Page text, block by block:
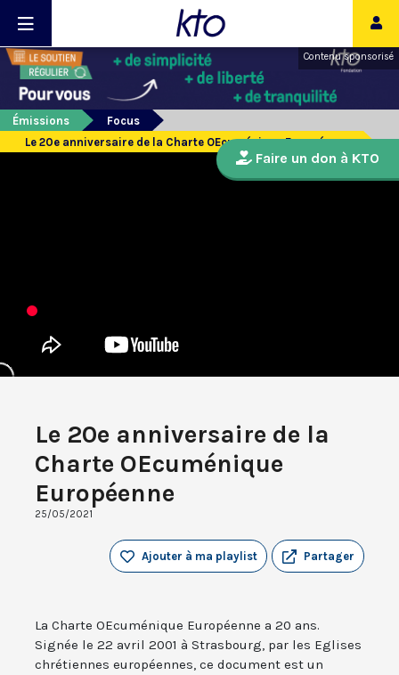
Contenu sponsorisé
Émissions
Focus
Le 20e anniversaire de la Charte OEcuménique Européenne
Le 20e anniversaire de la
Charte OEcuménique
Européenne
25/05/2021
Partager
Ajouter à ma playlist
La Charte OEcuménique Européenne a 20 ans.
Signée le 22 avril 2001 à Strasbourg, par les Eglises
chrétiennes européennes, ce document est un
Faire un don à KTO